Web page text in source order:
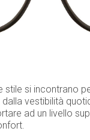
stile si incontrano
vestibilità
ad un livello